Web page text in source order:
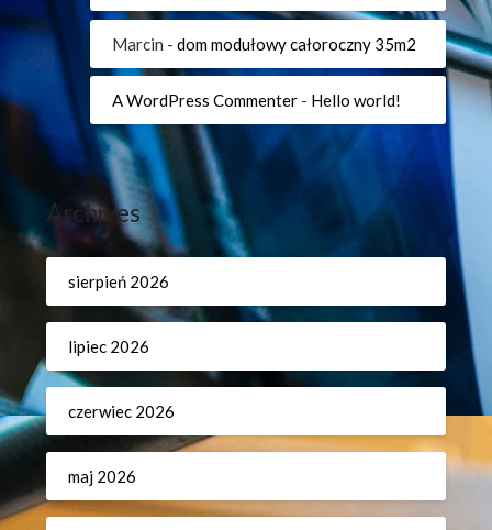
Marcin -dom modułowy całoroczny 35m2
A WordPress Commenter - Hello world!
Archives
sierpień 2026
lipiec 2026
czerwiec 2026
maj 2026